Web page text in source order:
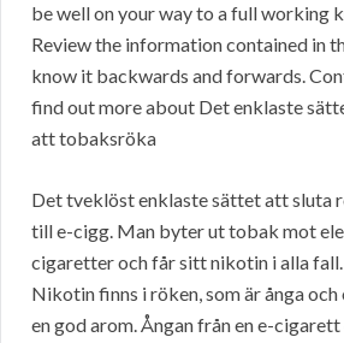
be well on your way to a full working
Review the information contained in
know it backwards and forwards.
find out more about Det enklaste
att tobaksröka
Det tveklöst enklaste sättet att sluta
till e-cigg. Man byter ut tobak mot
cigaretter och får sitt nikotin i alla fall.
Nikotin finns i röken, som är ånga
en god arom. Ångan från en e-